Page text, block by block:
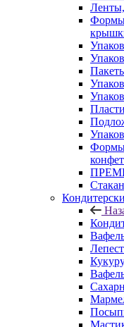
Формы
Формы
конфет